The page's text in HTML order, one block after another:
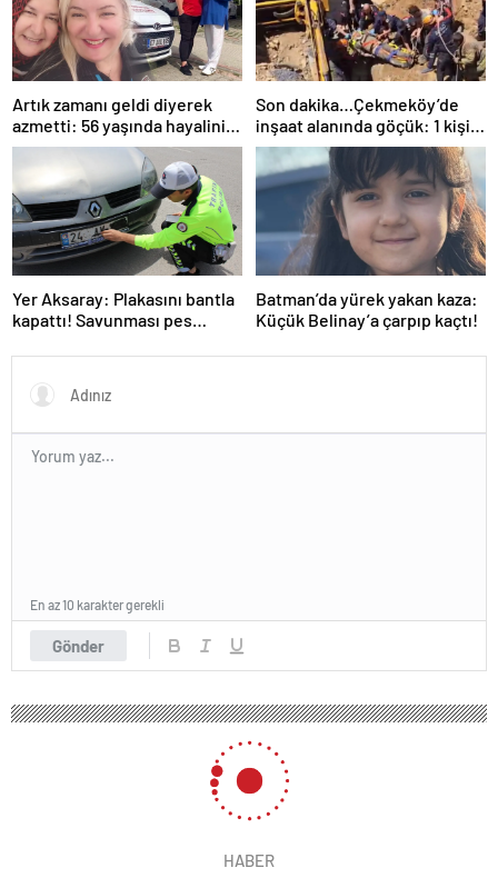
Artık zamanı geldi diyerek
azmetti: 56 yaşında hayalini
kurduğu ehliyete kavuştu
Son dakika…Çekmeköy’de
inşaat alanında göçük: 1 kişi
hayatını kaybetti
Yer Aksaray: Plakasını bantla
kapattı! Savunması pes
Batman’da yürek yakan kaza:
Küçük Belinay’a çarpıp kaçtı!
Gönder
En az 10 karakter gerekli
HABER